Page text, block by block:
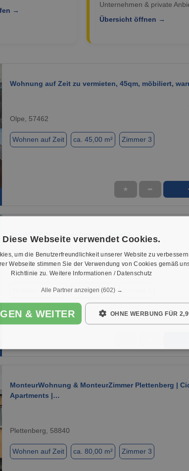
→
Unternehmen & private
Übersicht öffnen →
Wohnung auf Zeit zu vermieten, 45qm, möbiliert,
Olpe, 57462
Wohnen auf Zeit ca. 45,00 m² Zimmer 3
★ ➦
3er-WG (EIN Zimmer frei mit Anmeldung)
Plettenberg, 58840
Wohnen auf Zeit ca. 13,00 m²
MonteurWohnung & MonteurZimmer Plettenberg |
Apartments |…
Plettenberg, 58840
Wohnen auf Zeit ca. 80,00 m² Zimmer 3
Diese Webseite verwendet Cookies.
um die Benutzerfreundlichkeit unserer Website zu
Webseite stimmen Sie der Verwendung von Cookies gemäß
Richtlinie zu. Weitere Informationen / Datenschutz
Alle Partner anzeigen (602) →
& WEITER OHNE WERBUNG FÜR